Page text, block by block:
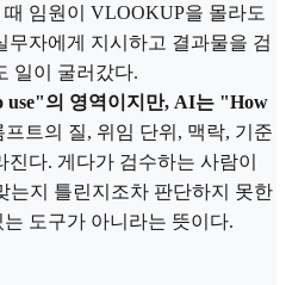
임원이 VLOOKUP을 몰라도
무자에게 지시하고 결과물을 검
일이 굴러갔다.
use"의 영역이지만, AI는 "How
프트의 질, 위임 단위, 맥락, 기준
다. 게다가 검수하는 사람이
는지 틀린지조차 판단하지 못한
도구가 아니라는 뜻이다.